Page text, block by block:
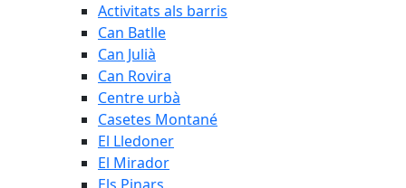
Activitats als barris
Can Batlle
Can Julià
Can Rovira
Centre urbà
Casetes Montané
El Lledoner
El Mirador